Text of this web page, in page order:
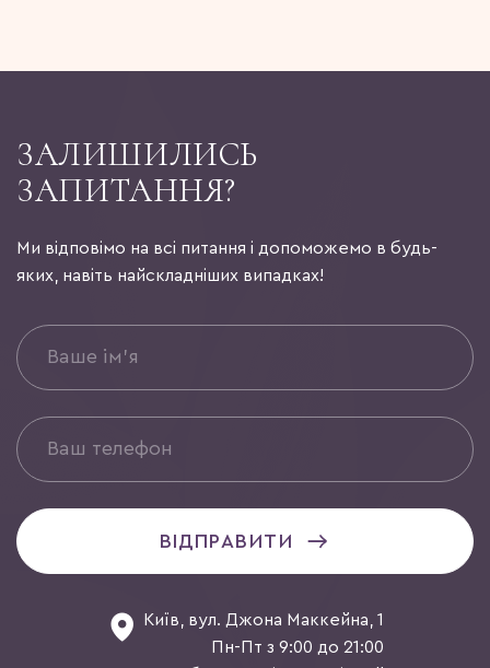
ЗАЛИШИЛИСЬ
ЗАПИТАННЯ?
Ми відповімо на всі питання і допоможемо в будь-
яких, навіть найскладніших випадках!
ВІДПРАВИТИ
Київ, вул. Джона Маккейна, 1
Пн-Пт з 9:00 до 21:00